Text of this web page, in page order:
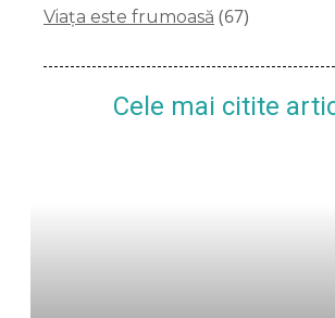
Viața este frumoasă (67)
Cele mai citite